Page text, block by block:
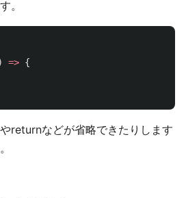
。
=> {
returnなどが省略できたりします